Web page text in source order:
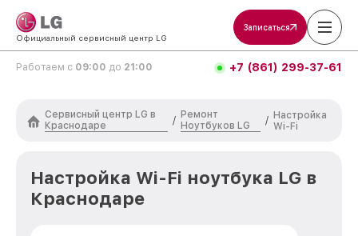
Официальный сервисный центр LG
Записаться
Работаем с 09:00 до 21:00 +7 (861) 299-37-61
Сервисный центр LG в
Краснодаре
/
Ремонт
Ноутбуков LG
/ Настройка
Wi-Fi
Настройка Wi-Fi ноутбука LG в
Краснодаре